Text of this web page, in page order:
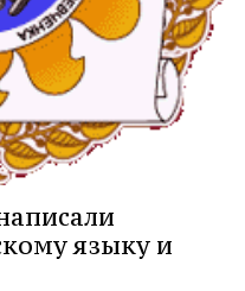
языку и